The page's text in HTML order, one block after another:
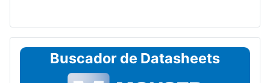
Buscador de Datasheets